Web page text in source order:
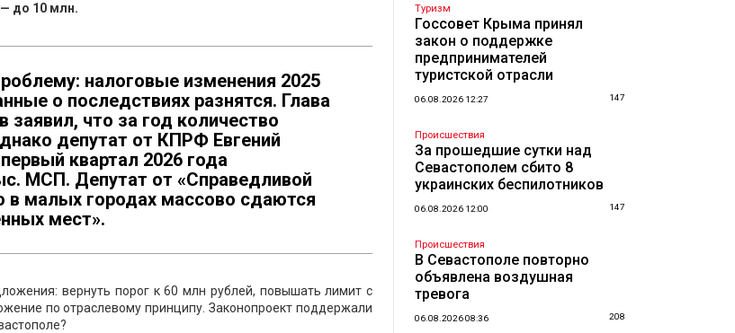
до 10 млн.
налоговые изменения 2025
о последствиях разнятся. Глава
что за год количество
депутат от КПРФ Евгений
квартал 2026 года
МСП. Депутат от «Справедливой
в малых городах массово сдаются
мест».
вернуть порог к 60 млн рублей, повышать лимит с
по отраслевому принципу. Законопроект поддержали
Туризм
Госсовет Крыма принял
закон о поддержке
предпринимателей
туристской отрасли
06.08.2026 12:27 147
Происшествия
За прошедшие сутки над
Севастополем сбито 8
украинских беспилотников
06.08.2026 12:00 147
Происшествия
В Севастополе повторно
объявлена воздушная
тревога
06.08.2026 08:36 208